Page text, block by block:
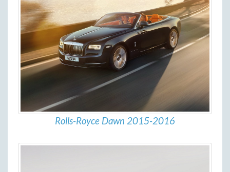
Rolls-Royce Dawn 2015-2016